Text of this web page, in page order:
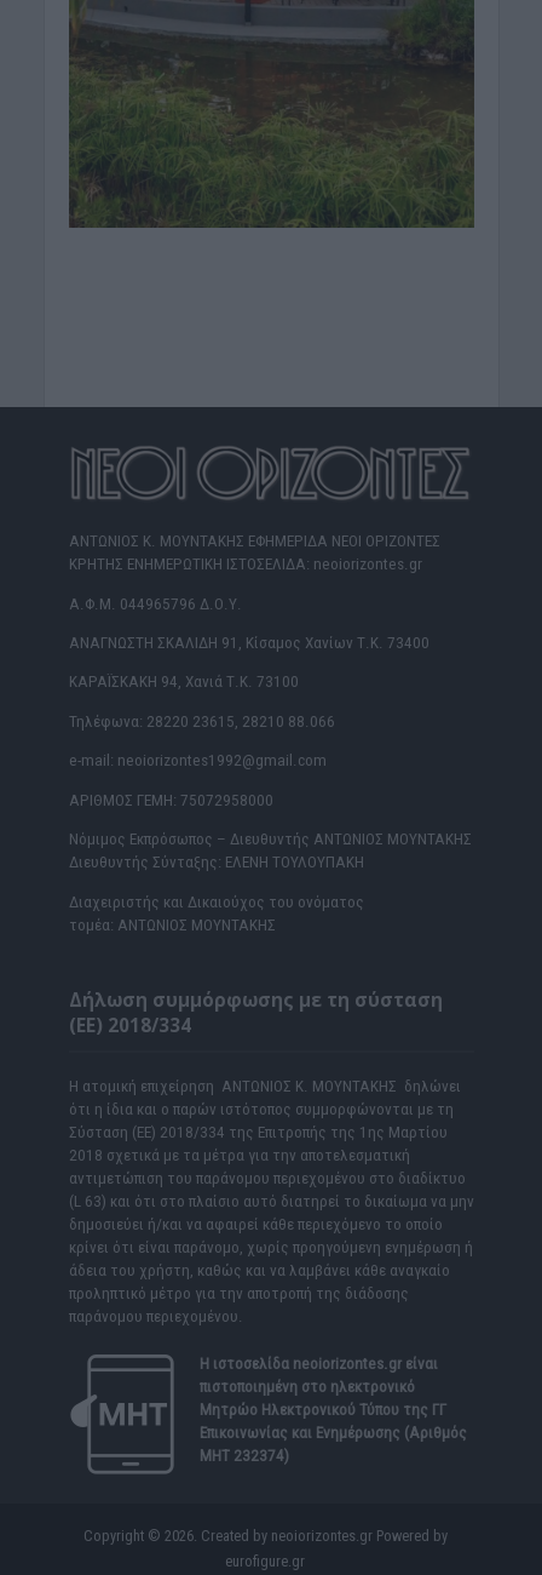
ΑΝΤΩΝΙΟΣ Κ. ΜΟΥΝΤΑΚΗΣ ΕΦΗΜΕΡΙΔΑ ΝΕΟΙ ΟΡΙΖΟΝΤΕΣ
ΚΡΗΤΗΣ ΕΝΗΜΕΡΩΤΙΚΗ ΙΣΤΟΣΕΛΙΔΑ: neoiorizontes.gr
Α.Φ.Μ. 044965796 Δ.Ο.Υ.
ΑΝΑΓΝΩΣΤΗ ΣΚΑΛΙΔΗ 91, Κίσαμος Χανίων Τ.Κ. 73400
ΚΑΡΑΪΣΚΑΚΗ 94, Χανιά Τ.Κ. 73100
Τηλέφωνα: 28220 23615, 28210 88.066
e-mail: neoiorizontes1992@gmail.com
ΑΡΙΘΜΟΣ ΓΕΜΗ: 75072958000
Νόμιμος Εκπρόσωπος – Διευθυντής ΑΝΤΩΝΙΟΣ ΜΟΥΝΤΑΚΗΣ
Διευθυντής Σύνταξης: ΕΛΕΝΗ ΤΟΥΛΟΥΠΑΚΗ
Διαχειριστής και Δικαιούχος του ονόματος
τομέα: ΑΝΤΩΝΙΟΣ ΜΟΥΝΤΑΚΗΣ
Δήλωση συμμόρφωσης με τη σύσταση
(ΕΕ) 2018/334
Η ατομική επιχείρηση ΑΝΤΩΝΙΟΣ Κ. ΜΟΥΝΤΑΚΗΣ δηλώνει
ότι η ίδια και ο παρών ιστότοπος συμμορφώνονται με τη
Σύσταση (ΕΕ) 2018/334 της Επιτροπής της 1ης Μαρτίου
2018 σχετικά με τα μέτρα για την αποτελεσματική
αντιμετώπιση του παράνομου περιεχομένου στο διαδίκτυο
(L 63) και ότι στο πλαίσιο αυτό διατηρεί το δικαίωμα να μην
δημοσιεύει ή/και να αφαιρεί κάθε περιεχόμενο το οποίο
κρίνει ότι είναι παράνομο, χωρίς προηγούμενη ενημέρωση ή
άδεια του χρήστη, καθώς και να λαμβάνει κάθε αναγκαίο
προληπτικό μέτρο για την αποτροπή της διάδοσης
παράνομου περιεχομένου.
Η ιστοσελίδα neoiorizontes.grείναι
πιστοποιημένη στο ηλεκτρονικό
Μητρώο Ηλεκτρονικού Τύπου της ΓΓ
Επικοινωνίας και Ενημέρωσης (Αριθμός
ΜΗΤ 232374)
Copyright © 2026. Created by neoiorizontes.gr Powered by
eurofigure.gr